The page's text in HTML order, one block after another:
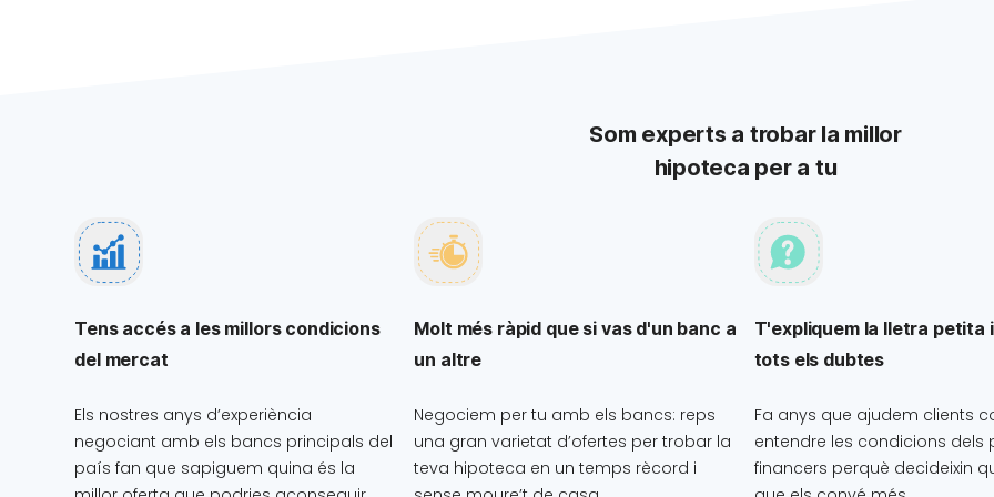
Som experts a trobar la millor
hipoteca per a tu
Tens accés a les millors condicions
del mercat
Els nostres anys d’experiència
negociant amb els bancs principals del
país fan que sapiguem quina és la
Molt més ràpid que si vas d'un banc a
un altre
Negociem per tu amb els bancs: reps
una gran varietat d’ofertes per trobar la
teva hipoteca en un temps rècord i
T'expliquem la lletra petita
tots els dubtes
Fa anys que ajudem clients
entendre les condicions dels
financers perquè decideixin